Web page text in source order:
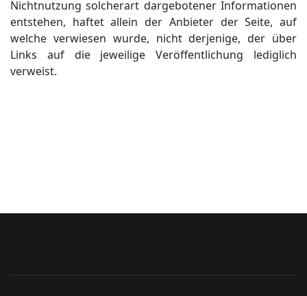
Nichtnutzung solcherart dargebotener Informationen
entstehen, haftet allein der Anbieter der Seite, auf
welche verwiesen wurde, nicht derjenige, der über
Links auf die jeweilige Veröffentlichung lediglich
verweist.